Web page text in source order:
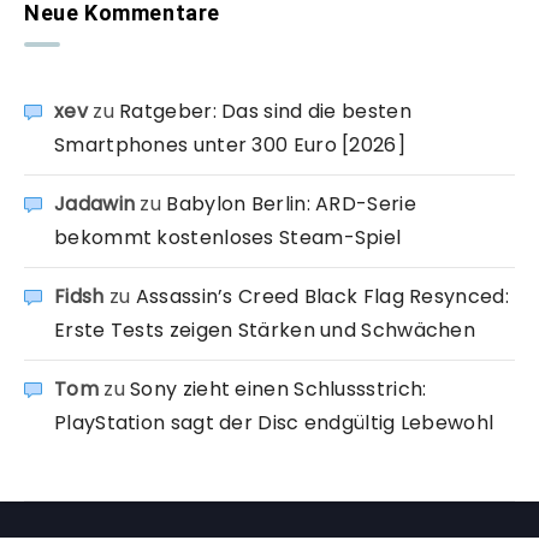
Neue Kommentare
xevzu Ratgeber: Das sind die besten
Smartphones unter 300 Euro [2026]
Jadawin zu Babylon Berlin: ARD-Serie
bekommt kostenloses Steam-Spiel
Fidsh zu Assassin’s Creed Black Flag Resynced:
Erste Tests zeigen Stärken und Schwächen
TomzuSony zieht einen Schlussstrich:
PlayStation sagt der Disc endgültig Lebewohl